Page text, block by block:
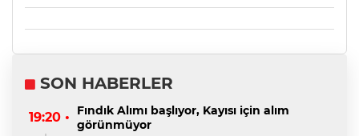
SON HABERLER
19:20 •
Fındık Alımı başlıyor, Kayısı için alım
görünmüyor